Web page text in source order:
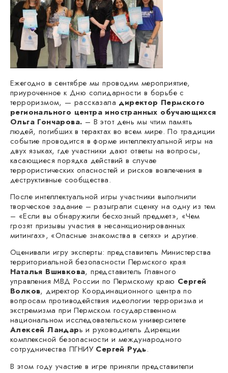
Ежегодно в сентябре мы проводим мероприятие,
приуроченное к Дню солидарности в борьбе с
терроризмом, — рассказала директор Пермского
регионального центра иностранных обучающихся
Ольга Гончарова. – В этот день мы чтим память
людей, погибших в терактах во всем мире. По традиции
событие проводится в форме интеллектуальной игры на
двух языках, где участники дают ответы на вопросы,
касающиеся порядка действий в случае
террористических опасностей и рисков вовлечения в
деструктивные сообщества.
После интеллектуальной игры участники выполнили
творческое задание – разыграли сценку на одну из тем
– «Если вы обнаружили бесхозный предмет», «Чем
грозят призывы участия в несанкционированных
митингах», «Опасные знакомства в сетях» и другие.
Оценивали игру эксперты: представитель Министерства
территориальной безопасности Пермского края
Наталья Вшивкова, представитель Главного
управления МВД России по Пермскому краю Сергей
Волков, директор Координационного центра по
вопросам противодействия идеологии терроризма и
экстремизма при Пермском государственном
национальном исследовательском университете
Алексей Ландарь и руководитель Дирекции
комплексной безопасности и международного
сотрудничества ПГНИУ Сергей Рудь.
В этом году участие в игре приняли представители